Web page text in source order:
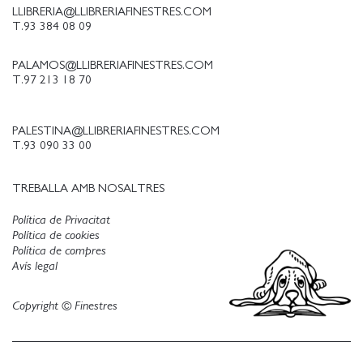
LLIBRERIA@LLIBRERIAFINESTRES.COM
T.93 384 08 09
PALAMOS@LLIBRERIAFINESTRES.COM
T.97 213 18 70
PALESTINA@LLIBRERIAFINESTRES.COM
T.93 090 33 00
TREBALLA AMB NOSALTRES
Política de Privacitat
Política de cookies
Avís legal
Política de compres
Copyright © Finestres